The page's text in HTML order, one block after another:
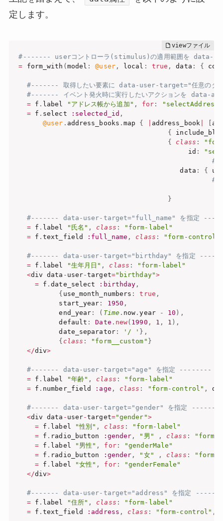
定します。
#------- userコントローラ(stimulus)の適用範囲を
= form_with (model : @user, local : true , data : {
#------- 取得したい要素に data-user-target="任意の
#------- イベント発火時に実行したいアクションを data-
= f . label "アドレス帳から追加" , for :
= f . select :selected_id ,
@user . address_books .map { address_book [
{
{
class :
                                          id
:
                                        data
: {
}
#------- data-user-target="full_name" を指定
= f . label "氏名" , class :
"form-label"
= f .text_field :full_name , class : "form-control"
#------- data-user-target="birthday" を指定
= f . label "生年月日" , class :
"form-label"
<div data - user-target="birthday">
= f .date_select :birthday ,
{ use_month_numbers : true ,
          start_year
: 1950 ,
          end_year
: ( Time. now .year - 10 ) ,
          default
: Date . new( 1990 , 1 , 1 ) ,
          date_separator
: '/ ' } ,
{ class : "form__custom" }
</div>
#------- data-user-target="age" を指定 --------
= f . label "年齢" , class :
"form-label"
= f . number_field :age , class : "form-control" ,
#------- data-user-target="gender" を指定
<div data - user-target="gender">
= f . label "性別" , class :
"form-label"
= f . radio_button :gender , "男" , class :
"form-
= f . label "男性" , for:
"genderMale"
= f . radio_button :gender , "女" , class :
"form-
= f . label "女性" , for:
"genderFemale"
</div>
#------- data-user-target="address" を指定
= f . label "住所" , class :
"form-label"
= f .text_field :address , class : "form-control" ,